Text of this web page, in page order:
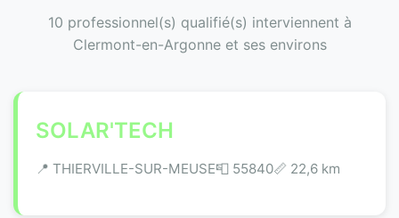
10 professionnel(s) qualifié(s) interviennent à
Clermont-en-Argonne et ses environs
SOLAR'TECH
📍 THIERVILLE-SUR-MEUSE📮 55840📏 22,6 km